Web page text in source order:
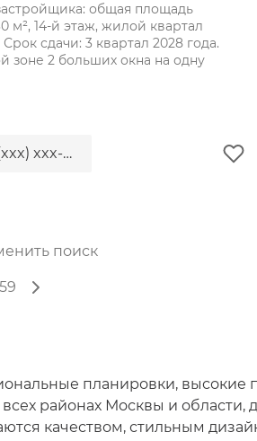
общая площадь
м², 14-й этаж, жилой квартал
сдачи: 3 квартал 2028 года.
xxx-xx-xx
поиск
59
планировки, высокие
районах Москвы и области,
качеством, стильным